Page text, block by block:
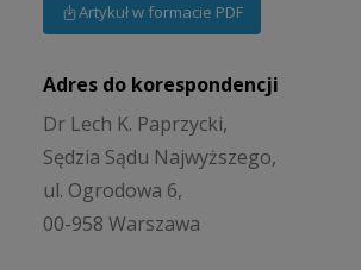
Artykuł w formacie PDF
Adres do korespondencji
Dr Lech K. Paprzycki,
Sędzia Sądu Najwyższego,
ul. Ogrodowa 6,
00-958 Warszawa